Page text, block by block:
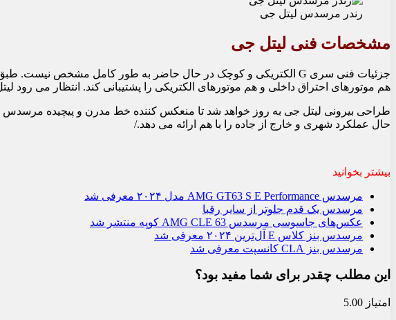
رندر مرسدس لیتل جی
مشخصات فنی لیتل جی
هم موتورهای احتراق داخلی و هم موتورهای الکتریکی را پشتیبانی کند. انتظار می رود لیتل
حال عملکرد شهری و خارج از جاده را با هم ارائه می دهد./
بیشتر بخوانید
مرسدس AMG GT63 S E Performance مدل ۲۰۲۴ معرفی شد
مرسدس یک قدم جلوتر از سایر رقبا
عکس‌های جاسوسی مرسدس AMG CLE 63 کوپه منتشر شد
مرسدس بنز کلاس E آل‌ترین ۲۰۲۴ معرفی شد
مرسدس بنز CLA کانسپت معرفی شد
این مطلب چقدر برای شما مفید بود؟
امتیاز 5.00